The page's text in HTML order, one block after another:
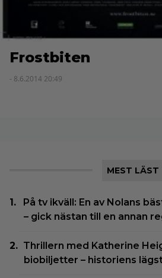
Frostbiten
- 8.6.2014 20:49
MEST LÄST
På tv ikväll: En av Nolans
– gick nästan till en annan
Thrillern med Katherine
biobiljetter – historiens